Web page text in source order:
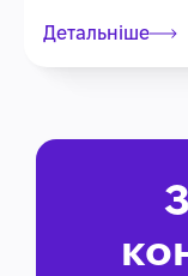
Детальніше